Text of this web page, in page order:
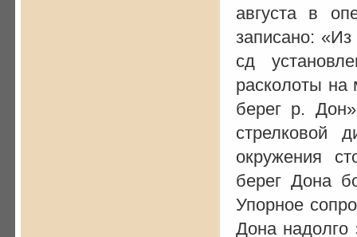
августа в
записано:
сд
расколоты на
берег р.
стрелковой
окружения
берег Дона
Упорное
Дона